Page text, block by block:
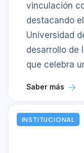
vinculación
destacando
Universidad
desarrollo de
que celebra
Saber más
INSTITUCIONAL